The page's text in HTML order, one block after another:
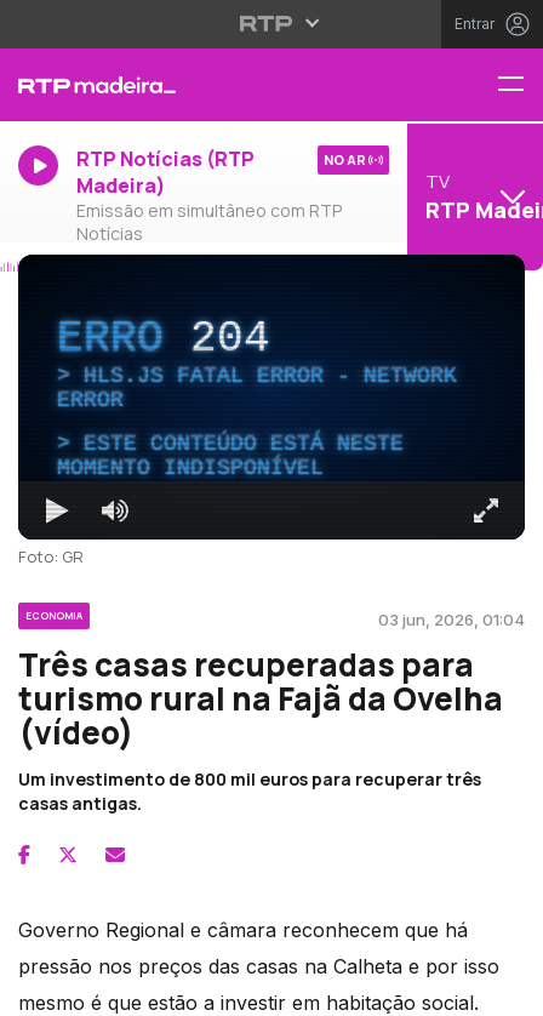
Entrar
RTP Notícias (RTP
Madeira)
Emissão em simultâneo com RTP
Notícias
NO AR
TV
RTP
ERRO204
HLS.JS FATAL ERROR - NETWORK
ERROR
ESTE CONTEÚDO ESTÁ NESTE
MOMENTO INDISPONÍVEL
Foto: GR
ECONOMIA 03 jun, 2026, 01:04
Três casas recuperadas para
turismo rural na Fajã da Ovelha
(vídeo)
Um investimento de 800 mil euros para recuperar três
casas antigas.
Governo Regional e câmara reconhecem que há
pressão nos preços das casas na Calheta e por isso
mesmo é que estão a investir em habitação social.